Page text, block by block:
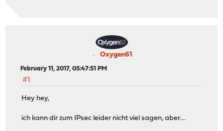
Oxygen61
February 11, 2017, 05:47:51 PM
#1
Hey hey,
ich kann dir zum IPsec leider nicht viel sagen, aber....